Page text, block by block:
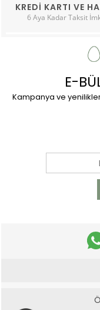
KREDI KARTI VE
6 Aya Kadar Taksit
E-
Kampanya ve